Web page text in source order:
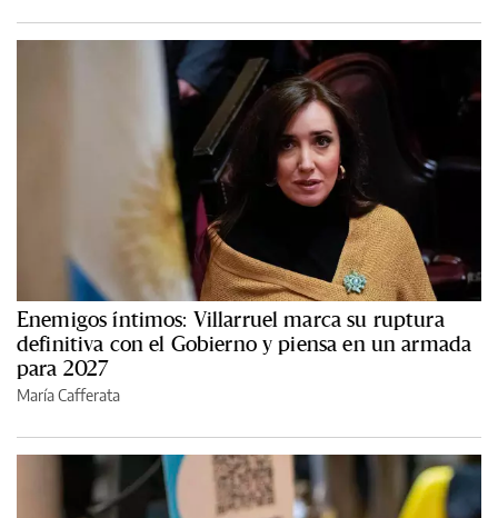
Enemigos íntimos: Villarruel marca su ruptura
definitiva con el Gobierno y piensa en un armada
para 2027
María Cafferata